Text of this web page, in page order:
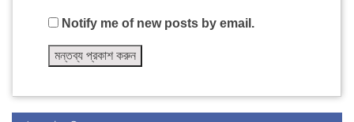
Notify me of new posts by email.